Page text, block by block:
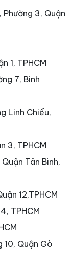
3, Quận
1, TPHCM
7, Bình
Linh Chiểu,
3, TPHCM
Tân Bình,
12,TPHCM
TPHCM
10, Quận Gò